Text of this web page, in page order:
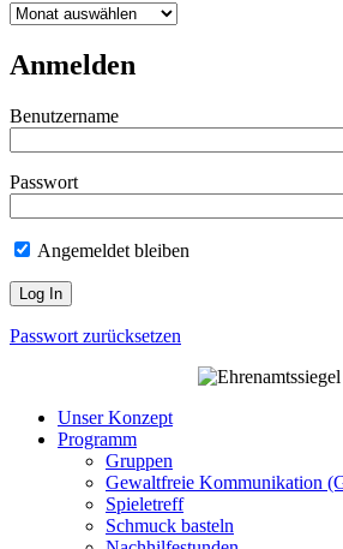
Beitragsarchiv
Anmelden
Benutzername
Passwort
Angemeldet bleiben
Passwort zurücksetzen
Unser Konzept
Programm
Gruppen
Gewaltfreie Kommunikation
Spieletreff
Schmuck basteln